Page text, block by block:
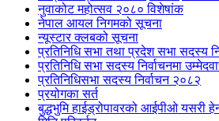
नुवाकोट महोत्सव २०८० विशेषांक
नेपाल आयल निगमको सूचना
न्यूस्टार क्लबको सूचना
प्रतिनिधि सभा तथा प्रदेश सभा सदस्य
प्रतिनिधि सभा सदस्य निर्वाचनमा
प्रतिनिधिसभा सदस्य निर्वाचन २०८२
प्रयोगका सर्त
बुद्धभुमि हाईड्रोपावरको आईपीओ यसरी